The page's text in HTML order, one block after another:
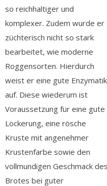
so reichhaltiger und
komplexer. Zudem wurde er
züchterisch nicht so stark
bearbeitet, wie moderne
Roggensorten. Hierdurch
weist er eine gute Enzymatik
auf. Diese wiederum ist
Voraussetzung für eine gute
Lockerung, eine rösche
Kruste mit angenehmer
Krustenfarbe sowie den
vollmundigen Geschmack des
Brotes bei guter